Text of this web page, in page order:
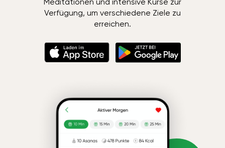
Verfügung, um verschiedene Ziele zu
erreichen.